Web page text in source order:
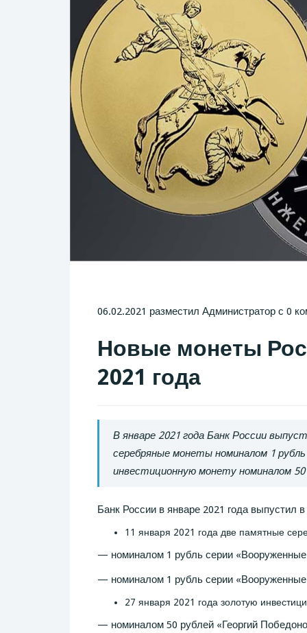
06.02.2021 разместил Администратор с 0
Новые монеты
2021 года
В январе 2021 года Банк России
серебряные монеты номиналом 1
инвестиционную монету номиналом 50
Банк России в январе 2021 года выпустил
11 января 2021 года две памятные
— номиналом 1 рубль серии
— номиналом 1 рубль серии
27 января 2021 года золотую
— номиналом 50 рублей «Георгий